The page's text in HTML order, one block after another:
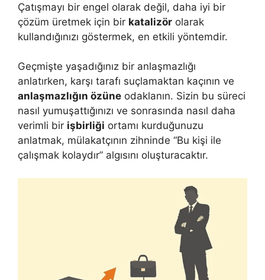
Çatışmayı bir engel olarak değil, daha iyi bir
çözüm üretmek için bir katalizör olarak
kullandığınızı göstermek, en etkili yöntemdir.
Geçmişte yaşadığınız bir anlaşmazlığı
anlatırken, karşı tarafı suçlamaktan kaçının ve
anlaşmazlığın özüne odaklanın. Sizin bu süreci
nasıl yumuşattığınızı ve sonrasında nasıl daha
verimli bir işbirliği ortamı kurduğunuzu
anlatmak, mülakatçının zihninde “Bu kişi ile
çalışmak kolaydır” algısını oluşturacaktır.